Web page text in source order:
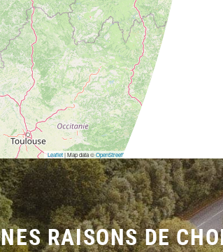
Leaflet| Map data ©OpenStreetMap
RAISONS DE